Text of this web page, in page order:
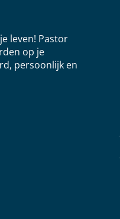
leven! Pastor
op je
persoonlijk en